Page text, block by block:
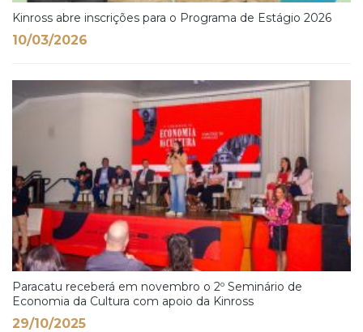
Kinross abre inscrições para o Programa de Estágio 2026
10/03/2026
Paracatu receberá em novembro o 2º Seminário de
Economia da Cultura com apoio da Kinross
29/10/2025